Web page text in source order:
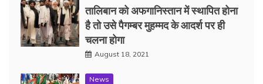
तालिबान को अफगानिस्तान में स्थापित होना
है तो उसे पैगम्बर मुहम्मद के आदर्श पर ही
चलना होगा
August 18, 2021
News